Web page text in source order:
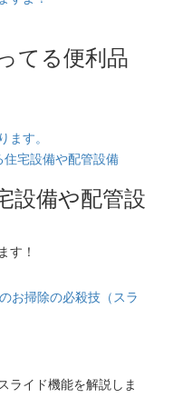
てる便利品
ます。
設備や配管設
す！
ライド機能を解説しま